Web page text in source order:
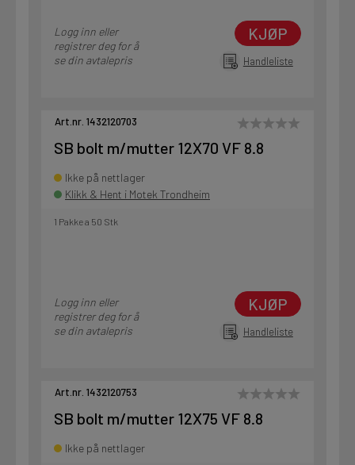
Logg inn eller
registrer deg for å
se din avtalepris
KJØP
Handleliste
Art.nr. 1432120703
SB bolt m/mutter 12X70 VF 8.8
Ikke på nettlager
Klikk & Hent i Motek Trondheim
1 Pakke a 50 Stk
Logg inn eller
registrer deg for å
se din avtalepris
KJØP
Handleliste
Art.nr. 1432120753
SB bolt m/mutter 12X75 VF 8.8
Ikke på nettlager